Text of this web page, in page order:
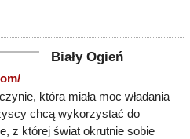
Biały Ogień
która miała moc władania
chcą wykorzystać do
z której świat okrutnie sobie